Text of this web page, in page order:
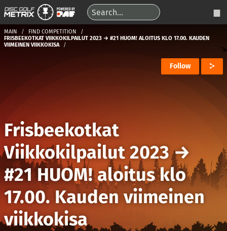
MAIN
FIND COMPETITION
FRISBEEKOTKAT VIIKKOKILPAILUT 2023 → #21 HUOM! ALOITUS KLO 17.00. KAUDEN
VIIMEINEN VIIKKOKISA
Follow
Frisbeekotkat
Viikkokilpailut 2023→
#21 HUOM! aloitus klo
17.00. Kauden viimeinen
viikkokisa